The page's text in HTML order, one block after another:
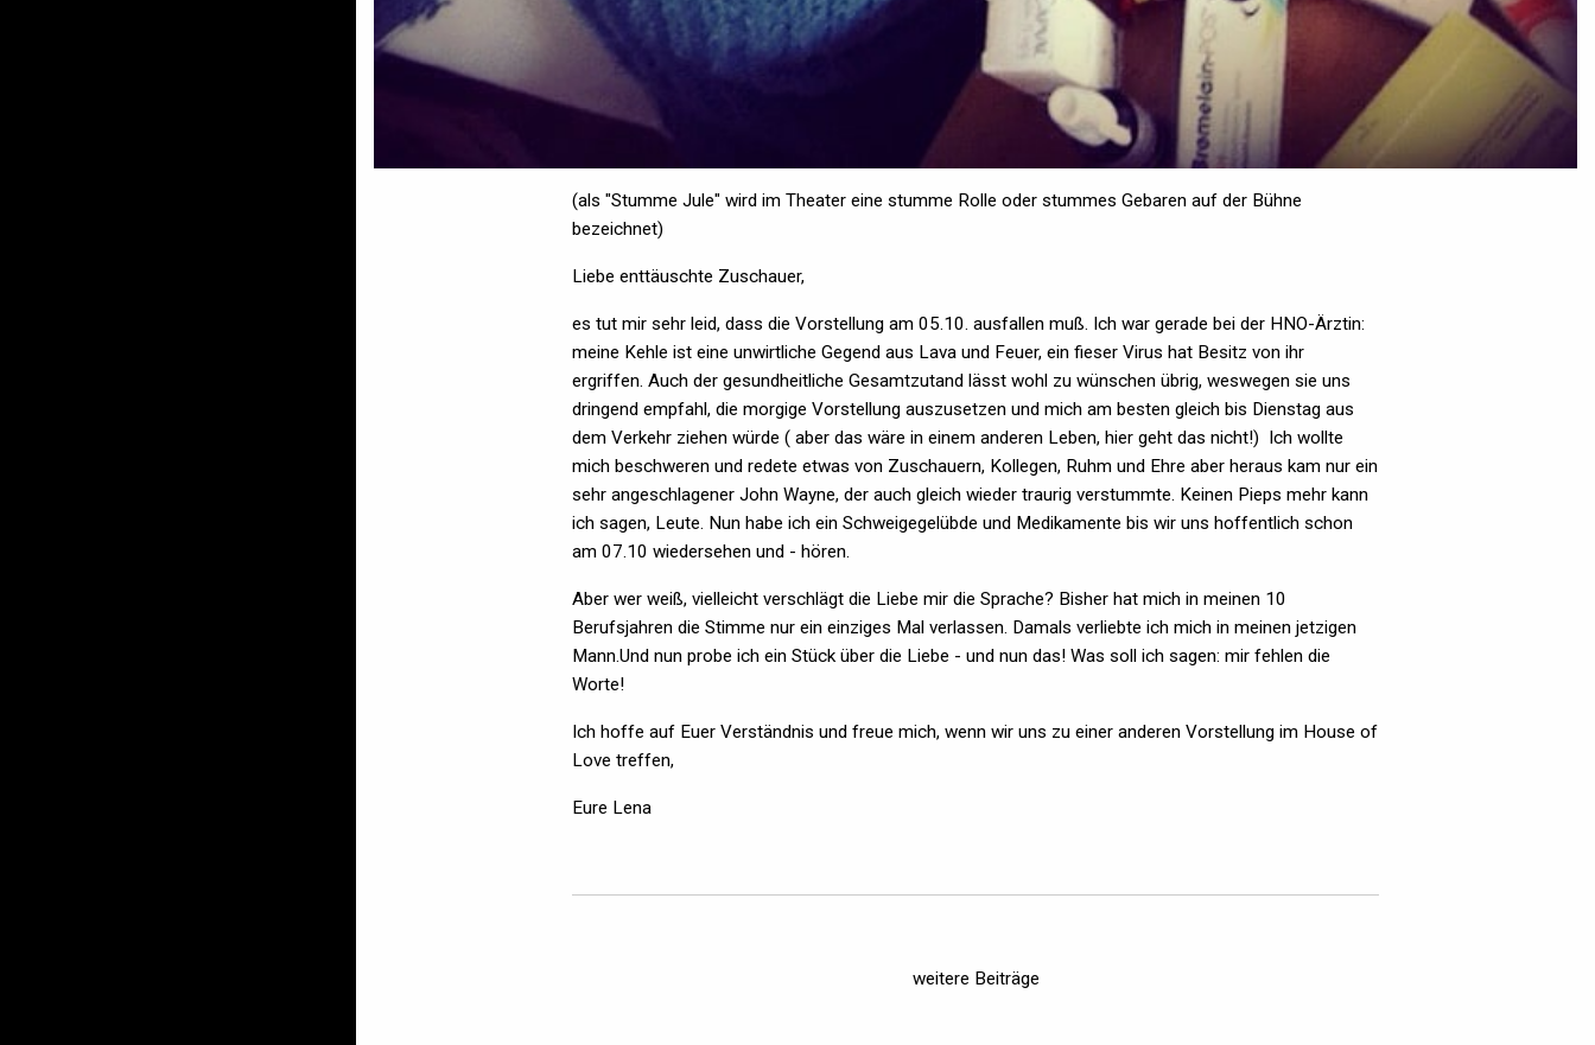
(als "Stumme Jule" wird im Theater eine stumme Rolle oder stummes Gebaren auf der Bühne
bezeichnet)
Liebe enttäuschte Zuschauer,
es tut mir sehr leid, dass die Vorstellung am 05.10. ausfallen muß. Ich war gerade bei der HNO-Ärztin:
meine Kehle ist eine unwirtliche Gegend aus Lava und Feuer, ein fieser Virus hat Besitz von ihr
ergriffen. Auch der gesundheitliche Gesamtzutand lässt wohl zu wünschen übrig, weswegen sie uns
dringend empfahl, die morgige Vorstellung auszusetzen und mich am besten gleich bis Dienstag aus
dem Verkehr ziehen würde ( aber das wäre in einem anderen Leben, hier geht das nicht!) Ich wollte
mich beschweren und redete etwas von Zuschauern, Kollegen, Ruhm und Ehre aber heraus kam nur ein
sehr angeschlagener John Wayne, der auch gleich wieder traurig verstummte. Keinen Pieps mehr kann
ich sagen, Leute. Nun habe ich ein Schweigegelübde und Medikamente bis wir uns hoffentlich schon
am 07.10 wiedersehen und - hören.
Aber wer weiß, vielleicht verschlägt die Liebe mir die Sprache? Bisher hat mich in meinen 10
Berufsjahren die Stimme nur ein einziges Mal verlassen. Damals verliebte ich mich in meinen jetzigen
Mann.Und nun probe ich ein Stück über die Liebe - und nun das! Was soll ich sagen: mir fehlen die
Worte!
Ich hoffe auf Euer Verständnis und freue mich, wenn wir uns zu einer anderen Vorstellung im House of
Love treffen,
Eure Lena
weitere Beiträge